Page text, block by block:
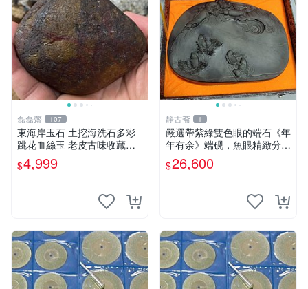
磊磊齋 107
東海岸玉石 土挖海洗石多彩
跳花血絲玉 老皮古味收藏品
重量：4 0 5公克
$4,999
静古斋 1
嚴選帶紫綠雙色眼的端石《年
年有余》端砚，魚眼精緻分
明，名家工藝展現大气風華
號石 端石砚
$26,600